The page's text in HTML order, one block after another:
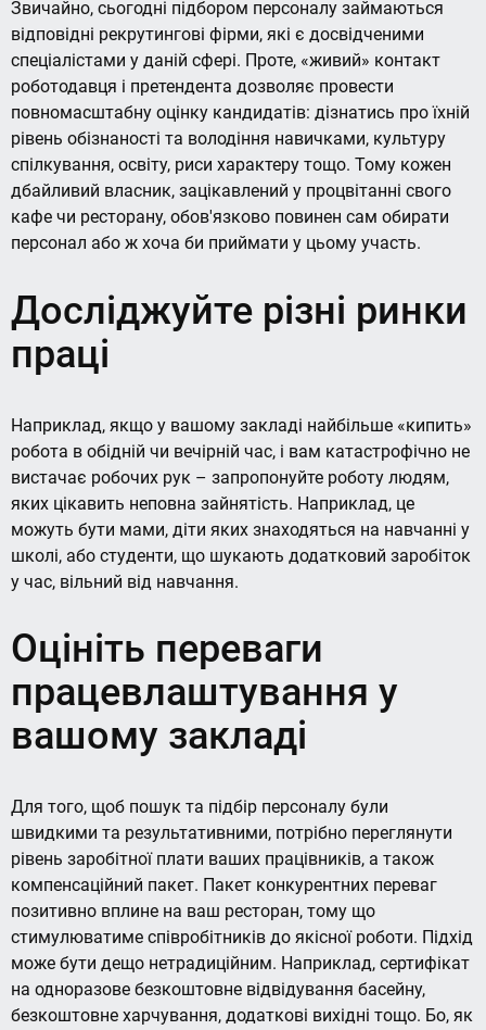
Звичайно, сьогодні підбором персоналу займаються
відповідні рекрутингові фірми, які є досвідченими
спеціалістами у даній сфері. Проте, «живий» контакт
роботодавця і претендента дозволяє провести
повномасштабну оцінку кандидатів: дізнатись про їхній
рівень обізнаності та володіння навичками, культуру
спілкування, освіту, риси характеру тощо. Тому кожен
дбайливий власник, зацікавлений у процвітанні свого
кафе чи ресторану, обов'язково повинен сам обирати
персонал або ж хоча би приймати у цьому участь.
Досліджуйте різні ринки
праці
Наприклад, якщо у вашому закладі найбільше «кипить»
робота в обідній чи вечірній час, і вам катастрофічно не
вистачає робочих рук – запропонуйте роботу людям,
яких цікавить неповна зайнятість. Наприклад, це
можуть бути мами, діти яких знаходяться на навчанні у
школі, або студенти, що шукають додатковий заробіток
у час, вільний від навчання.
Оцініть переваги
працевлаштування у
вашому закладі
Для того, щоб пошук та підбір персоналу були
швидкими та результативними, потрібно переглянути
рівень заробітної плати ваших працівників, а також
компенсаційний пакет. Пакет конкурентних переваг
позитивно вплине на ваш ресторан, тому що
стимулюватиме співробітників до якісної роботи. Підхід
може бути дещо нетрадиційним. Наприклад, сертифікат
на одноразове безкоштовне відвідування басейну,
безкоштовне харчування, додаткові вихідні тощо. Бо, як